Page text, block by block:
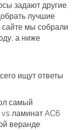
задают другие.
лучшие
мы собрали
а ниже
ищут ответы
самый
vs ламинат AC6
веранде: